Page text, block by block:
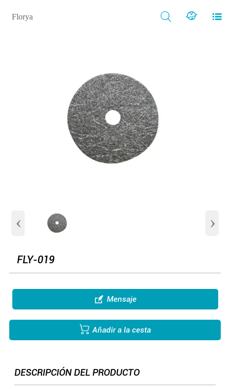
Florya   
‹ ›
FLY-019
 Mensaje
 Añadir a la cesta
DESCRIPCIÓN DEL PRODUCTO